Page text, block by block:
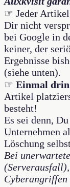
☞ Jeder
Dir nicht
bei Google in
keiner, der
Ergebnisse
(siehe unten).
☞ Einmal
Artikel
besteht!
Es sei denn,
Unternehmen
Löschung
Bei
Cyberangriffen